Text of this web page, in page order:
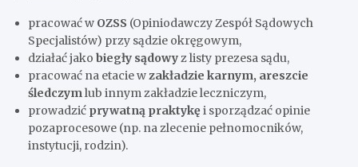
pracować w OZSS (Opiniodawczy Zespół Sądowych
Specjalistów) przy sądzie okręgowym,
działać jako biegły sądowyz listy prezesa sądu,
pracować na etacie wzakładzie karnym, areszcie
śledczymlub innym zakładzie leczniczym,
prowadzić prywatną praktykę i sporządzać opinie
pozaprocesowe (np. na zlecenie pełnomocników,
instytucji, rodzin).